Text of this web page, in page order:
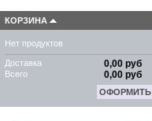
КОРЗИНА
Нет продуктов
Доставка 0,00 руб
Всего 0,00 руб
ОФОРМИТЬ